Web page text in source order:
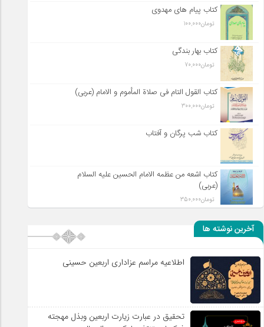
کتاب پیام های مهدوی
تومان100,000
کتاب بهار بندگی
تومان70,000
کتاب القول التام فی صلاة المأموم و الامام (عربی)
تومان300,000
کتاب شب پرگان و آفتاب
کتاب اشعه من عظمه الامام الحسین علیه السلام
(عربی)
تومان350,000
آخرین نوشته ها
اطلاعیه مراسم عزاداری اربعین حسینی
تحقیق در عبارت زیارت اربعین وبذل مهجته